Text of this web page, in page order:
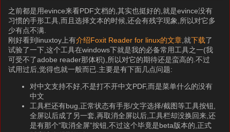
之前都是用evince来看PDF文档的,其实也挺好的,就是evince没有
习惯的手形工具,而且选择文本的时候,还会有残字现象,所以对它多
少有点不满.
刚好看到linuxtoy上有介绍Foxit Reader for linux的文章 ,就下载了
试验了一下,这个工具在windows下就是我的必备常用工具之一(我
可受不了adobe reader那体积),所以对它的期待还是蛮高的.不过
试用过后,觉得也就一般而已.主要是有下面几点问题:
对中文支持不好,不是打不开中文PDF,而是菜单什么的没有
中文
工具栏还有bug,正常状态有手形/文字选择/截图等工具按钮,
全屏以后成了另一套,再取消全屏以后,工具栏却没换回来,还
是有那个”取消全屏”按钮,不过这个毕竟是beta版本的,正式